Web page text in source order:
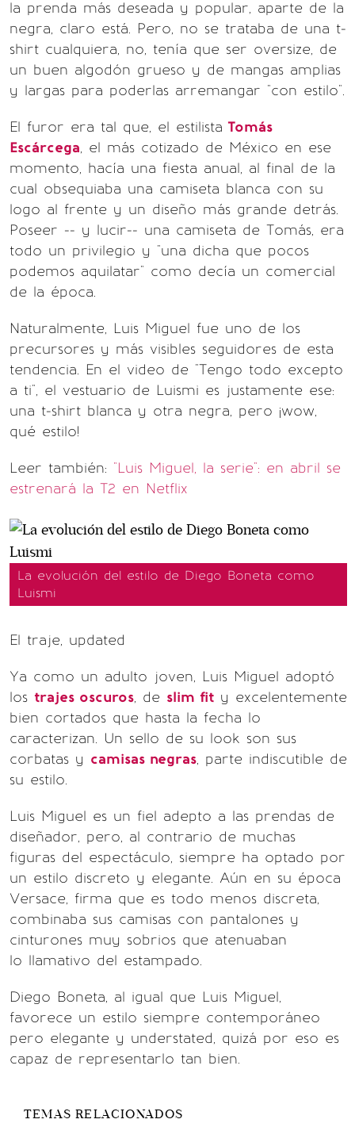
la prenda más deseada y popular, aparte de la
negra, claro está. Pero, no se trataba de una t-
shirt cualquiera, no, tenía que ser oversize, de
un buen algodón grueso y de mangas amplias
y largas para poderlas arremangar "con estilo".
El furor era tal que, el estilista Tomás
Escárcega, el más cotizado de México en ese
momento, hacía una fiesta anual, al final de la
cual obsequiaba una camiseta blanca con su
logo al frente y un diseño más grande detrás.
Poseer -- y lucir-- una camiseta de Tomás, era
todo un privilegio y "una dicha que pocos
podemos aquilatar" como decía un comercial
de la época.
Naturalmente, Luis Miguel fue uno de los
precursores y más visibles seguidores de esta
tendencia. En el video de "Tengo todo excepto
a ti", el vestuario de Luismi es justamente ese:
una t-shirt blanca y otra negra, pero ¡wow,
qué estilo!
Leer también: "Luis Miguel, la serie": en abril se
estrenará la T2 en Netflix
La evolución del estilo de Diego Boneta como
Luismi
El traje, updated
Ya como un adulto joven, Luis Miguel adoptó
los trajes oscuros, de slim fit y excelentemente
bien cortados que hasta la fecha lo
caracterizan. Un sello de su look son sus
corbatas y camisas negras, parte indiscutible de
su estilo.
Luis Miguel es un fiel adepto a las prendas de
diseñador, pero, al contrario de muchas
figuras del espectáculo, siempre ha optado por
un estilo discreto y elegante. Aún en su época
Versace, firma que es todo menos discreta,
combinaba sus camisas con pantalones y
cinturones muy sobrios que atenuaban
lo llamativo del estampado.
Diego Boneta, al igual que Luis Miguel,
favorece un estilo siempre contemporáneo
pero elegante y understated, quizá por eso es
capaz de representarlo tan bien.
TEMAS RELACIONADOS